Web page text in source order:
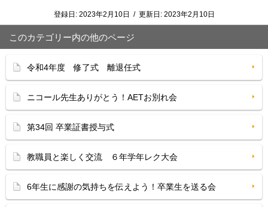
登録日: 2023年2月10日 / 更新日: 2023年2月10日
このカテゴリー内の他のページ
令和4年度 修了式 離退任式
ニコール先生ありがとう！AETお別れ会
第34回 卒業証書授与式
教職員と楽しく交流 ６年学年レク大会
6年生に感謝の気持ちを伝えよう！卒業生を送る会